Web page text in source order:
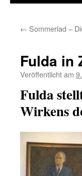
← Sommerlad –
Fulda in
Veröffentlicht am
Fulda
Wirkens